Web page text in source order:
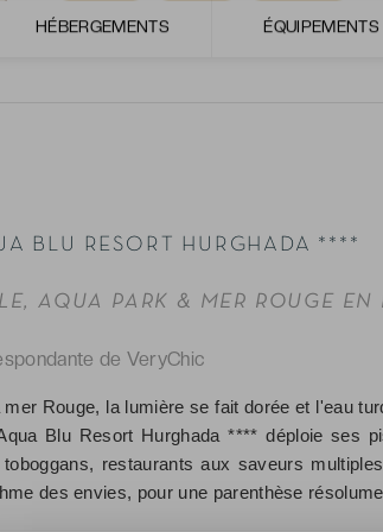
HÉBERGEMENTS ÉQUIPEMENTS
BLU RESORT HURGHADA ****
AQUA PARK & MER ROUGE EN
de VeryChic
Rouge, la lumière se fait dorée et l'eau
Blu Resort Hurghada **** déploie ses
restaurants aux saveurs
des envies, pour une parenthèse